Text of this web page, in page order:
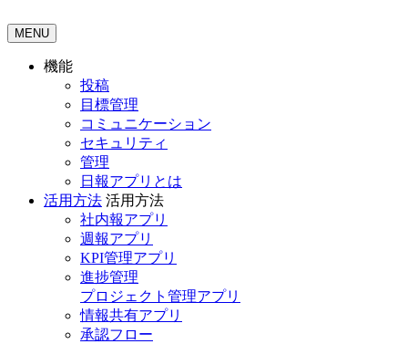
MENU
機能
投稿
目標管理
コミュニケーション
セキュリティ
管理
日報アプリとは
活用方法 活用方法
社内報アプリ
週報アプリ
KPI管理アプリ
進捗管理
プロジェクト管理アプリ
情報共有アプリ
承認フロー